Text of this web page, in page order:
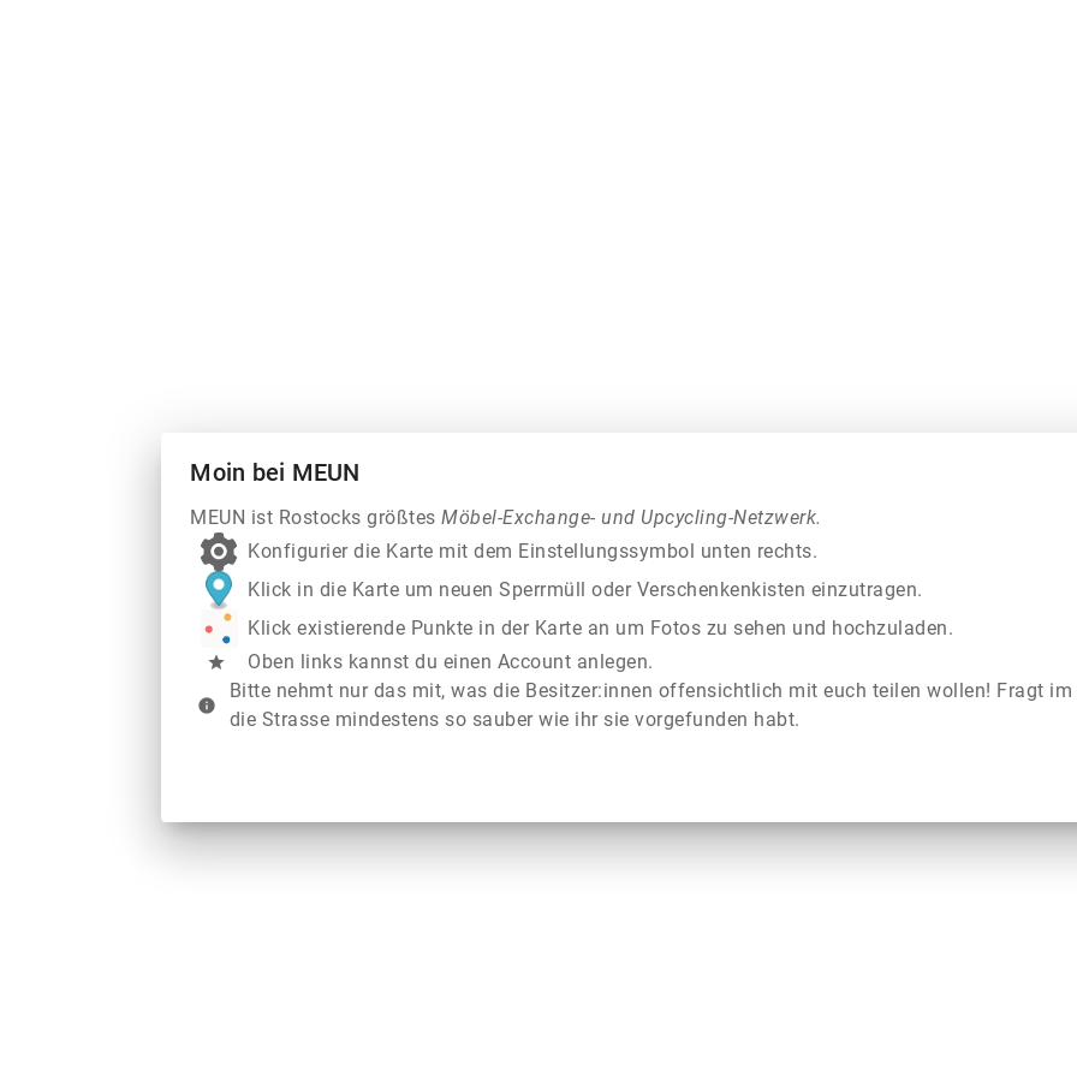
Moin bei MEUN
MEUN ist Rostocks größtesMöbel-Exchange- und Upcycling-Netzwerk.
Konfigurier die Karte mit dem Einstellungssymbol unten rechts.
Klick in die Karte um neuen Sperrmüll oder Verschenkenkisten einzutragen.
Klick existierende Punkte in der Karte an um Fotos zu sehen und hochzuladen.
star Oben links kannst du einen Account anlegen.
info
Bitte nehmt nur das mit, was die Besitzer:innen offensichtlich mit euch teilen wollen! Fragt
die Strasse mindestens so sauber wie ihr sie vorgefunden habt.